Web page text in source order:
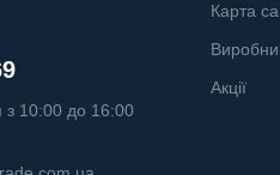
10:00 до 16:00
Карта
Акції